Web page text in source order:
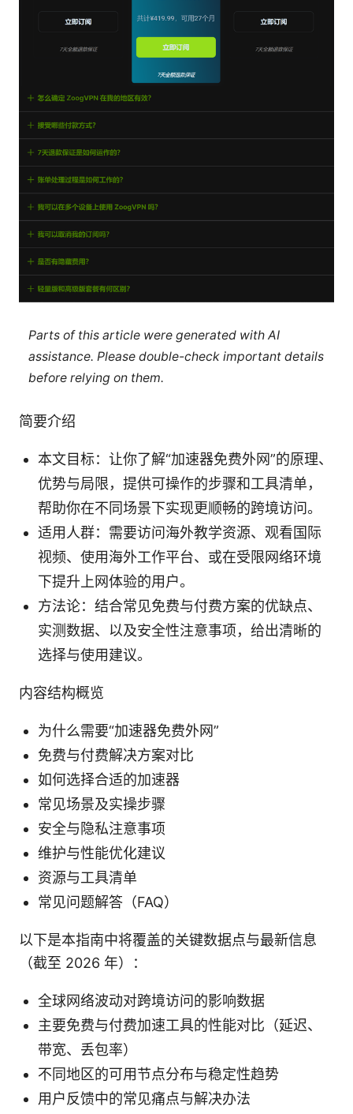
Parts of this article were generated with AI
assistance. Please double-check important details
before relying on them.
简要介绍
本文目标：让你了解“加速器免费外网”的原理、
优势与局限，提供可操作的步骤和工具清单，
帮助你在不同场景下实现更顺畅的跨境访问。
适用人群：需要访问海外教学资源、观看国际
视频、使用海外工作平台、或在受限网络环境
下提升上网体验的用户。
方法论：结合常见免费与付费方案的优缺点、
实测数据、以及安全性注意事项，给出清晰的
选择与使用建议。
内容结构概览
为什么需要“加速器免费外网”
免费与付费解决方案对比
如何选择合适的加速器
常见场景及实操步骤
安全与隐私注意事项
维护与性能优化建议
资源与工具清单
常见问题解答（FAQ）
以下是本指南中将覆盖的关键数据点与最新信息
（截至 2026 年）：
全球网络波动对跨境访问的影响数据
主要免费与付费加速工具的性能对比（延迟、
带宽、丢包率）
不同地区的可用节点分布与稳定性趋势
用户反馈中的常见痛点与解决办法